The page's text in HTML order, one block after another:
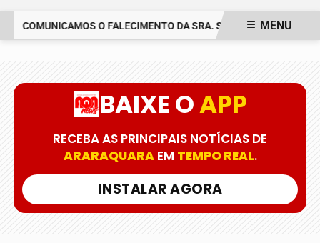
COMUNICAMOS O FALECIMENTO DA SRA. SUSETE SILVIAMENU
BAIXE OAPP
RECEBA AS PRINCIPAIS NOTÍCIAS DE
ARARAQUARAEM TEMPO REAL.
INSTALAR AGORA